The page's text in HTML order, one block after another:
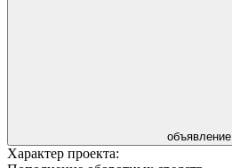
объявление
Характер проекта: